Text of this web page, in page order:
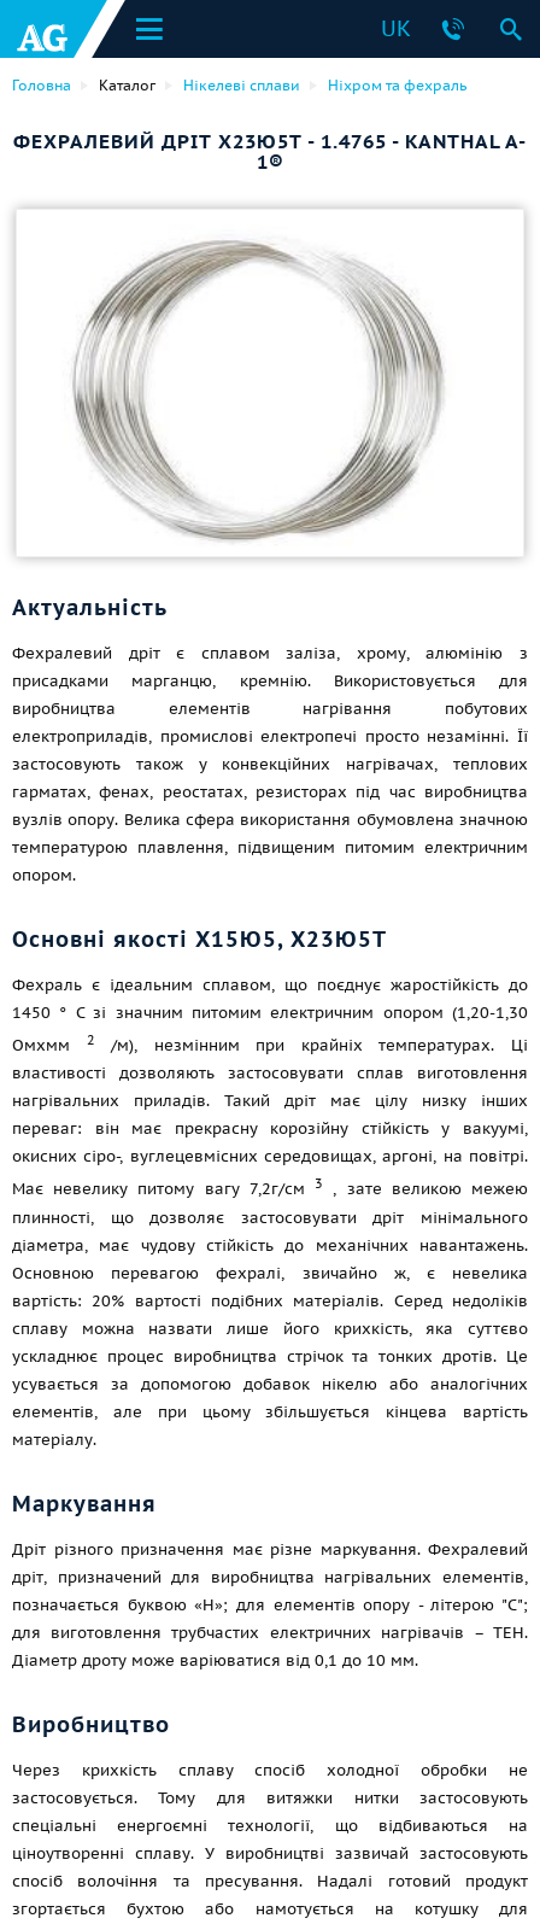
UK
Головна Каталог Нікелеві сплави Ніхром та фехраль
ФЕХРАЛЕВИЙ ДРІТ Х23Ю5Т - 1.4765 - KANTHAL A-
1®
Актуальність
Фехралевий дріт є сплавом заліза, хрому, алюмінію з
присадками марганцю, кремнію. Використовується для
виробництва елементів нагрівання побутових
електроприладів, промислові електропечі просто незамінні. Її
застосовують також у конвекційних нагрівачах, теплових
гарматах, фенах, реостатах, резисторах під час виробництва
вузлів опору. Велика сфера використання обумовлена значною
температурою плавлення, підвищеним питомим електричним
опором.
Основні якості Х15Ю5, Х23Ю5Т
Фехраль є ідеальним сплавом, що поєднує жаростійкість до
1450 ° C зі значним питомим електричним опором (1,20-1,30
Омxмм
2
/м), незмінним при крайніх температурах. Ці
властивості дозволяють застосовувати сплав виготовлення
нагрівальних приладів. Такий дріт має цілу низку інших
переваг: він має прекрасну корозійну стійкість у вакуумі,
окисних сіро-, вуглецевмісних середовищах, аргоні, на повітрі.
Має невелику питому вагу 7,2г/см
3
, зате великою межею
плинності, що дозволяє застосовувати дріт мінімального
діаметра, має чудову стійкість до механічних навантажень.
Основною перевагою фехралі, звичайно ж, є невелика
вартість: 20% вартості подібних матеріалів. Серед недоліків
сплаву можна назвати лише його крихкість, яка суттєво
ускладнює процес виробництва стрічок та тонких дротів. Це
усувається за допомогою добавок нікелю або аналогічних
елементів, але при цьому збільшується кінцева вартість
матеріалу.
Маркування
Дріт різного призначення має різне маркування. Фехралевий
дріт, призначений для виробництва нагрівальних елементів,
позначається буквою «Н»; для елементів опору - літерою "С";
для виготовлення трубчастих електричних нагрівачів – ТЕН.
Діаметр дроту може варіюватися від 0,1 до 10 мм.
Виробництво
Через крихкість сплаву спосіб холодної обробки не
застосовується. Тому для витяжки нитки застосовують
спеціальні енергоємні технології, що відбиваються на
ціноутворенні сплаву. У виробництві зазвичай застосовують
спосіб волочіння та пресування. Надалі готовий продукт
згортається бухтою або намотується на котушку для